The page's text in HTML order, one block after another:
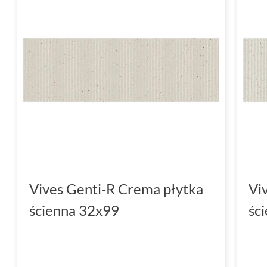
Twoje wnętrze. Zainspiruj się i stwórz
odzwierciedlać Twój styl -
ściennepłytki
dla każdego, kto ceni sobie połączenie
Vives Genti-R Crema płytka
ścienna 32x99